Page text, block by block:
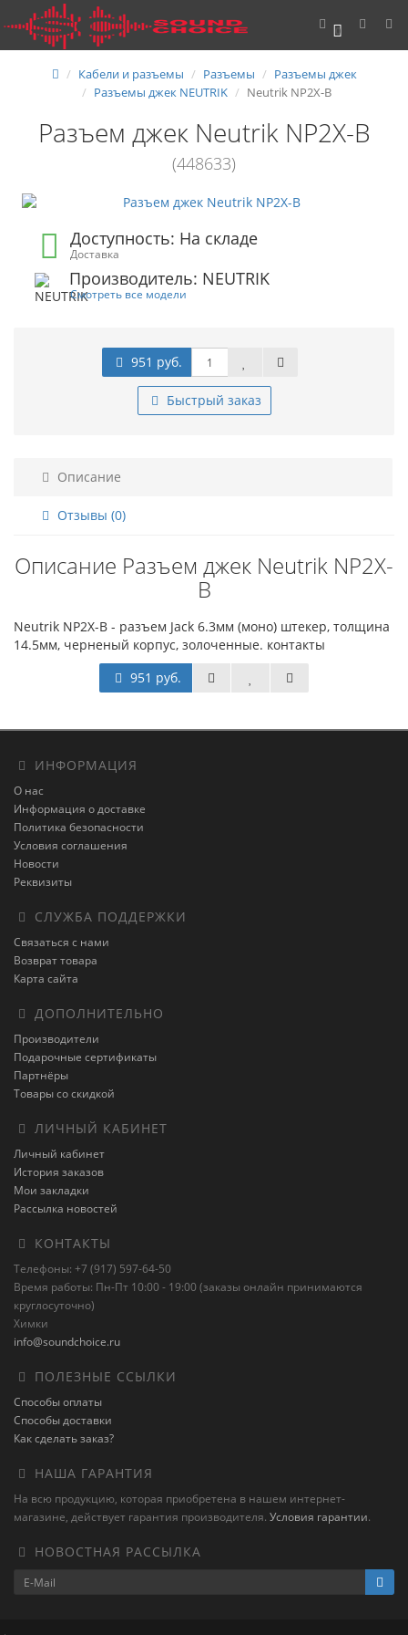
0
Кабели и разъемы Разъемы
Разъемы джек
Разъемы джек NEUTRIK
Neutrik NP2X-B
Разъем джек Neutrik NP2X-B
(448633)
Доступность: На складе
Доставка
Производитель: NEUTRIK
Смотреть все модели
951 руб.
Быстрый заказ
Описание
Отзывы (0)
Описание Разъем джек Neutrik NP2X-
B
Neutrik NP2X-B - разъем Jack 6.3мм (моно) штекер, толщина
14.5мм, черненый корпус, золоченные. контакты
951 руб.
ИНФОРМАЦИЯ
О нас
Информация о доставке
Политика безопасности
Условия соглашения
Новости
Реквизиты
СЛУЖБА ПОДДЕРЖКИ
Связаться с нами
Возврат товара
Карта сайта
ДОПОЛНИТЕЛЬНО
Производители
Подарочные сертификаты
Партнёры
Товары со скидкой
ЛИЧНЫЙ КАБИНЕТ
Личный кабинет
История заказов
Мои закладки
Рассылка новостей
КОНТАКТЫ
Телефоны: +7 (917) 597-64-50
Время работы: Пн-Пт 10:00 - 19:00 (заказы онлайн принимаются
круглосуточно)
Химки
info@soundchoice.ru
ПОЛЕЗНЫЕ ССЫЛКИ
Способы оплаты
Способы доставки
Как сделать заказ?
НАША ГАРАНТИЯ
На всю продукцию, которая приобретена в нашем интернет-
магазине, действует гарантия производителя. Условия гарантии.
НОВОСТНАЯ РАССЫЛКА